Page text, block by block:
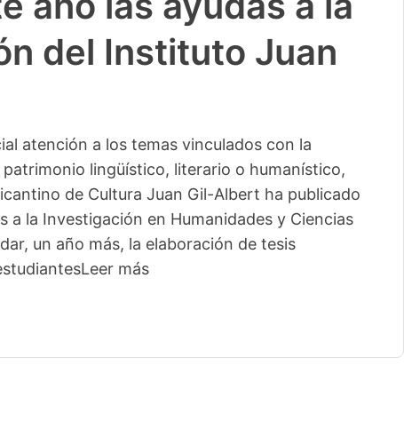
del Instituto Juan
atención a los temas vinculados con la
lingüístico, literario o humanístico,
de Cultura Juan Gil-Albert ha publicado
a la Investigación en Humanidades y Ciencias
un año más, la elaboración de tesis
Leer más